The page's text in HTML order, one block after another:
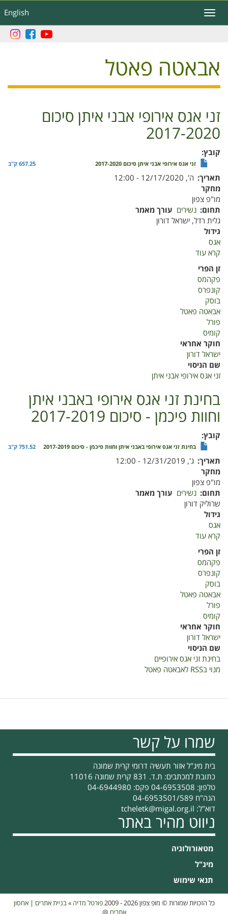
לתוכן
העיקרי
English
Toggle
navigation
אבאטה פאטל
זני אגס אירופי אבני איתן סיכום
2017-2020
קובץ
זני אגס אירופי אבני איתן סיכום 2017-2020 657.25 ק"ב
תאריך ה', 12/17/2020 - 12:00
מחקר
מו"פ צפון
תחום נשירים עורך מאמר
גלית רדל, ישראל דורון
גידול
אגס
קרא עוד
סיכום
זן הפרי
פקהמס
קונפרס
בוסק
אבאטה פאטל
פורל
קומיס
חוקר אחראי
ישראל דורון
שם הניסוי
זני אגס אירופי אבני איתן
בחינת זני אגס אירופי באבני איתן
וחוות פיכמן - סיכום 2017-2019
קובץ
בחינת זני אגס אירופי באבני איתן וחוות פיכמן - סיכום 2017-2019 751.52 ק"ב
תאריך ג', 12/31/2019 - 12:00
מחקר
מו"פ צפון
תחום נשירים עורך מאמר
שרוליק דורון
גידול
אגס
קרא עוד
באבני
איתן
-
סיכום
2017-
2019
זן הפרי
פקהמס
קונפרס
בוסק
אבאטה פאטל
פורל
קומיס
חוקר אחראי
ישראל דורון
שם הניסוי
בחינת זני אגס אירופיים
מנוי בRSS לאבאטה פאטל
שמרו על קשר
בית מיג"ל אזור תעשיה דרומי קרית שמונה
כתובת למכתבים: ת.ד. 831 קרית שמונה 11016
טלפון: 04-6953508 פקס: 04-6944980
הנה"ח 04-6953501/589
דוא"ל: tcheletk@migal.org.il
ניווט מהיר באתר
מטאורולוגיה
מיג"ל
תנאי שימוש
כל הזכויות שמורות © מופ צפון 2026 - 2009 פורטל מדיה »בניית אתרים |אחסון